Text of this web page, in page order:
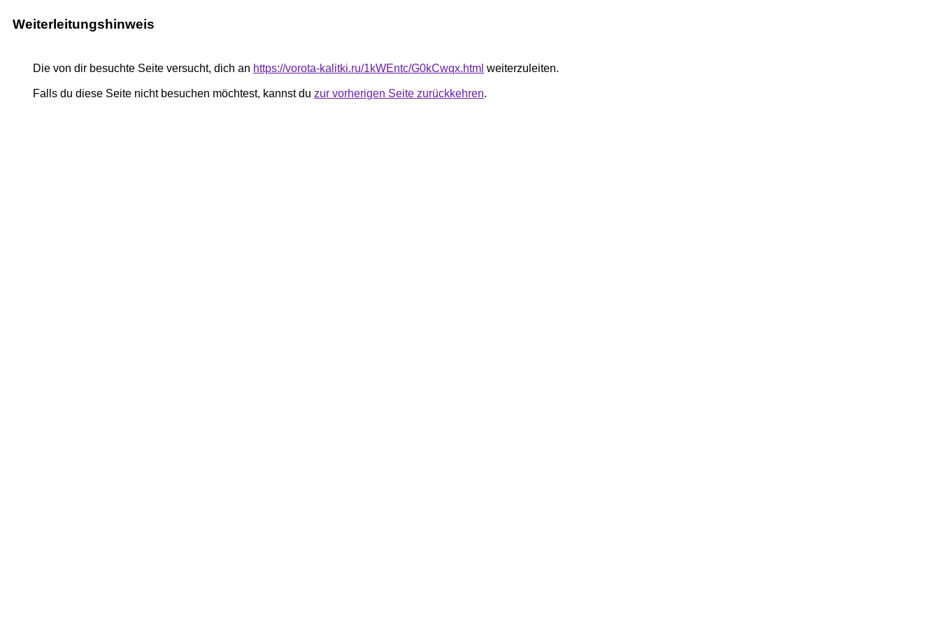
Weiterleitungshinweis
Die von dir besuchte Seite versucht, dich an https://vorota-kalitki.ru/1kWEntc/G0kCwqx.html weiterzuleiten.
Falls du diese Seite nicht besuchen möchtest, kannst du zur vorherigen Seite zurückkehren.